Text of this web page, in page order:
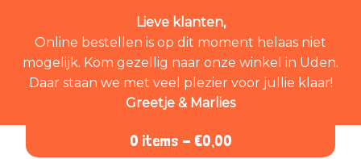
Lieve klanten,
Online bestellen is op dit moment helaas niet
mogelijk. Kom gezellig naar onze winkel in Uden.
Daar staan we met veel plezier voor jullie klaar!
Greetje & Marlies
0 items - €0,00